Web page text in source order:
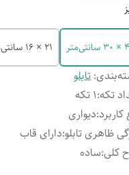
21 × 16 سانتی‌متر
:تابلو
تکه:1 تکه
کاربرد:دیواری
ظاهری تابلو:دارای قاب
کلی:ساده